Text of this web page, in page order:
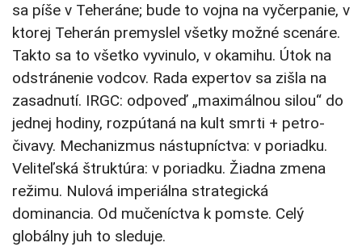
sa píše v Teheráne; bude to vojna na vyčerpanie, v
ktorej Teherán premyslel všetky možné scenáre.
Takto sa to všetko vyvinulo, v okamihu. Útok na
odstránenie vodcov. Rada expertov sa zišla na
zasadnutí. IRGC: odpoveď „maximálnou silou“ do
jednej hodiny, rozpútaná na kult smrti + petro-
čivavy. Mechanizmus nástupníctva: v poriadku.
Veliteľská štruktúra: v poriadku. Žiadna zmena
režimu. Nulová imperiálna strategická
dominancia. Od mučeníctva k pomste. Celý
globálny juh to sleduje.